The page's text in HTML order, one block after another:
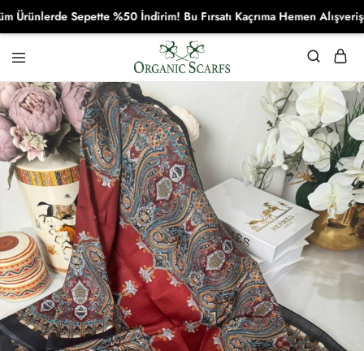
Organikscarf
Sepette %50 İndirim! Bu Fırsatı Kaçrıma Hemen Alışverişe